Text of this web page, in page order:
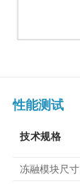
性能测试
技术规格
冻融模块尺寸